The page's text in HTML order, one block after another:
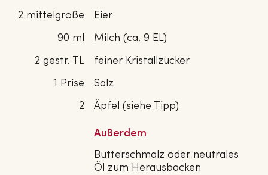
2 mittelgroße
Eier
90 ml
Milch (ca. 9 EL)
2 gestr. TL
feiner Kristallzucker
1 Prise
Salz
2
Äpfel (siehe Tipp)
Außerdem
Butterschmalz oder neutrales
Öl zum Herausbacken